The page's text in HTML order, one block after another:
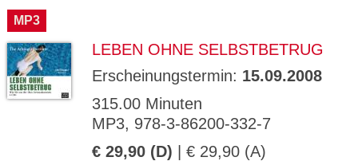
MP3
LEBEN OHNE SELBSTBETRUG
Erscheinungstermin: 15.09.2008
315.00 Minuten
MP3, 978-3-86200-332-7
€ 29,90 (D) | € 29,90 (A)
ESSION
_ID
GV_CO
OKIES
gabal-
verlag.
de
Speichert den Zustimmungsstatus des
Domäne.
90
ge